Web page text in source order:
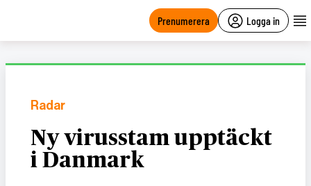
Prenumerera Logga in
Radar
Ny virusstam upptäckt
i Danmark